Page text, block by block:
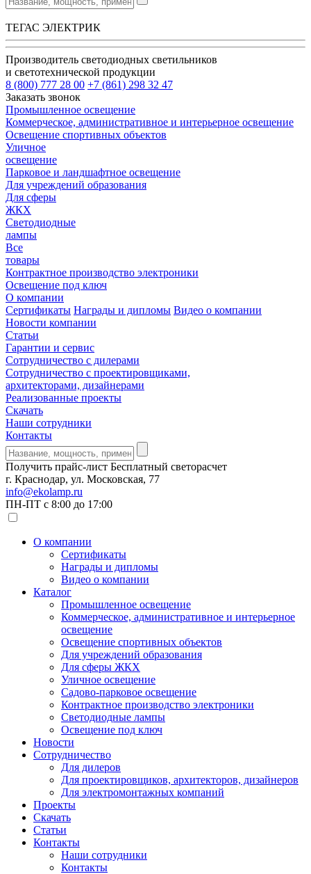
ТЕГАС ЭЛЕКТРИК
Производитель светодиодных светильников
и светотехнической продукции
8 (800) 777 28 00 +7 (861) 298 32 47
Заказать звонок
Промышленное освещение
Коммерческое, административное и интерьерное освещение
Освещение спортивных объектов
Уличное
освещение
Парковое и ландшафтное освещение
Для учреждений образования
Для сферы
ЖКХ
Светодиодные
лампы
Все
товары
Контрактное производство электроники
Освещение под ключ
О компании
Сертификаты Награды и дипломы Видео о компании
Новости компании
Статьи
Гарантии и сервис
Сотрудничество с дилерами
Сотрудничество с проектировщиками,
архитекторами, дизайнерами
Реализованные проекты
Скачать
Наши сотрудники
Контакты
Получить прайс-лист Бесплатный светорасчет
г. Краснодар, ул. Московская, 77
info@ekolamp.ru
ПН-ПТ с 8:00 до 17:00
О компании
Сертификаты
Награды и дипломы
Видео о компании
Каталог
Промышленное освещение
Коммерческое, административное и интерьерное
освещение
Освещение спортивных объектов
Для учреждений образования
Для сферы ЖКХ
Уличное освещение
Садово-парковое освещение
Контрактное производство электроники
Светодиодные лампы
Освещение под ключ
Новости
Сотрудничество
Для дилеров
Для проектировщиков, архитекторов, дизайнеров
Для электромонтажных компаний
Проекты
Скачать
Статьи
Контакты
Наши сотрудники
Контакты